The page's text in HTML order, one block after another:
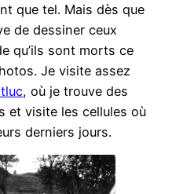
que tel. Mais dès que
de dessiner ceux
qu’ils sont morts ce
Je visite assez
, où je trouve des
et visite les cellules où
derniers jours.